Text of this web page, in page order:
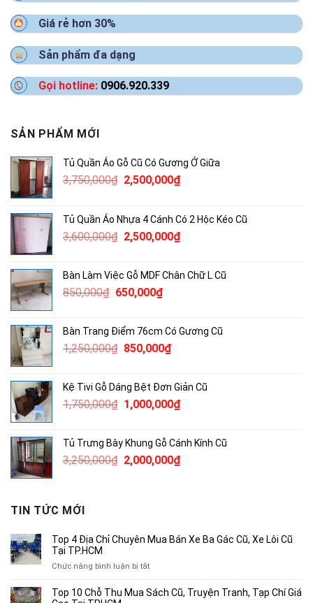
Giá rẻ hơn 30%
Sản phẩm đa dạng
Gọi hotline: 0906.920.339
SẢN PHẨM MỚI
Tủ Quần Áo Gỗ Cũ Có Gương Ở Giữa
3,750,000₫ Giá
3,750,000₫.
2,500,000₫Giá
là:
2,500,000₫.
Tủ Quần Áo Nhựa 4 Cánh Có 2 Hộc Kéo Cũ
3,600,000₫ Giá
3,600,000₫.
2,500,000₫Giá
là:
Bàn Làm Việc Gỗ MDF Chân Chữ L Cũ
850,000₫ Giá
850,000₫.
650,000₫Giá
là:
650,000₫.
Bàn Trang Điểm 76cm Có Gương Cũ
1,250,000₫ Giá
1,250,000₫.
850,000₫Giá
là:
850,000₫.
Kệ Tivi Gỗ Dáng Bệt Đơn Giản Cũ
1,750,000₫ Giá
1,750,000₫.
1,000,000₫Giá
là:
1,000,000₫.
Tủ Trưng Bày Khung Gỗ Cánh Kính Cũ
3,250,000₫ Giá
2,000,000₫Giá
TIN TỨC MỚI
Top 4 Địa Chỉ Chuyên Mua Bán Xe Ba Gác Cũ, Xe Lôi Cũ
Tại TP.HCM
Chức năng bình luận bị tắtở
4
Top 10 Chỗ Thu Mua Sách Cũ, Truyện Tranh, Tạp Chí Giá